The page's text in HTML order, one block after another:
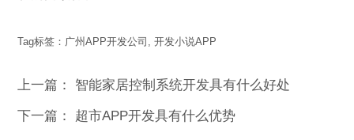
Tag标签： 广州APP开发公司 ,开发小说APP
上一篇： 智能家居控制系统开发具有什么好处
下一篇： 超市APP开发具有什么优势